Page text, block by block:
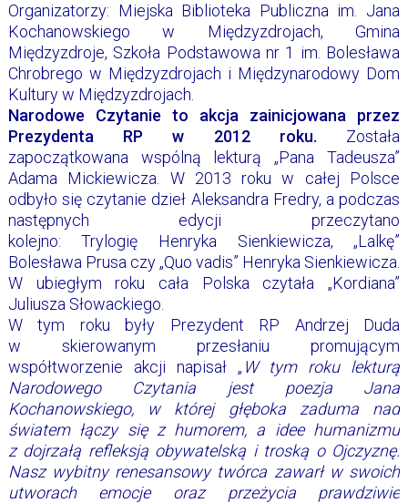
Organizatorzy: Miejska Biblioteka Publiczna im. Jana
Kochanowskiego w Międzyzdrojach, Gmina
Międzyzdroje, Szkoła Podstawowa nr 1 im. Bolesława
Chrobrego w Międzyzdrojach i Międzynarodowy Dom
Kultury w Międzyzdrojach.
Narodowe Czytanie to akcja zainicjowana przez
Prezydenta RP w 2012 roku. Została
zapoczątkowana wspólną lekturą „Pana Tadeusza”
Adama Mickiewicza. W 2013 roku w całej Polsce
odbyło się czytanie dzieł Aleksandra Fredry, a podczas
następnych edycji przeczytano
kolejno: Trylogię Henryka Sienkiewicza, „Lalkę”
Bolesława Prusa czy „Quo vadis” Henryka Sienkiewicza.
W ubiegłym roku cała Polska czytała „Kordiana”
Juliusza Słowackiego.
W tym roku były Prezydent RP Andrzej Duda
w skierowanym przesłaniu promującym
współtworzenie akcji napisał „ W tym roku lekturą
Narodowego Czytania jest poezja Jana
Kochanowskiego, w której głęboka zaduma nad
światem łączy się z humorem, a idee humanizmu
z dojrzałą refleksją obywatelską i troską o Ojczyznę.
Nasz wybitny renesansowy twórca zawarł w swoich
utworach emocje oraz przeżycia prawdziwie